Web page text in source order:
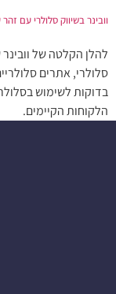
וובינר בשיווק סלולרי עם זהר
להלן הקלטה של וובינר
סלולרי, אתרים
בדוקות לשימוש
הלקוחות הקיימים.